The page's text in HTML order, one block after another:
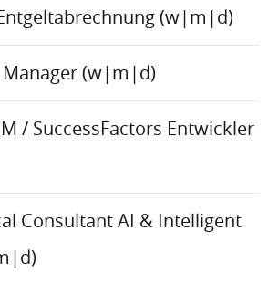
(w|m|d)
Manager (w|m|d)
/ SuccessFactors Entwickler
Consultant AI & Intelligent